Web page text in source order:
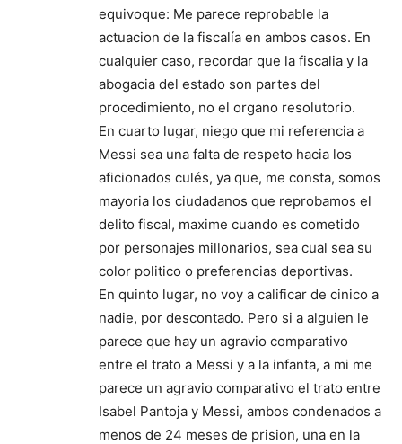
equivoque: Me parece reprobable la
actuacion de la fiscalía en ambos casos. En
cualquier caso, recordar que la fiscalia y la
abogacia del estado son partes del
procedimiento, no el organo resolutorio.
En cuarto lugar, niego que mi referencia a
Messi sea una falta de respeto hacia los
aficionados culés, ya que, me consta, somos
mayoria los ciudadanos que reprobamos el
delito fiscal, maxime cuando es cometido
por personajes millonarios, sea cual sea su
color politico o preferencias deportivas.
En quinto lugar, no voy a calificar de cinico a
nadie, por descontado. Pero si a alguien le
parece que hay un agravio comparativo
entre el trato a Messi y a la infanta, a mi me
parece un agravio comparativo el trato entre
Isabel Pantoja y Messi, ambos condenados a
menos de 24 meses de prision, una en la